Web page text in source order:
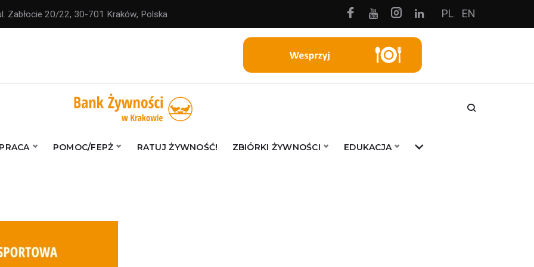
Zabłocie 20/22, 30-701 Kraków, Polska
Facebook
Youtube
Instagram
Linkedin
PL EN
POMOC/FEPŻ RATUJ ŻYWNOŚĆ! ZBIÓRKI ŻYWNOŚCI EDUKACJA